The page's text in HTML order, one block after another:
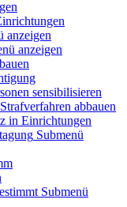
anzeigen
anzeigen
sensibilisieren
abbauen
in Einrichtungen
Submenü
Submenü